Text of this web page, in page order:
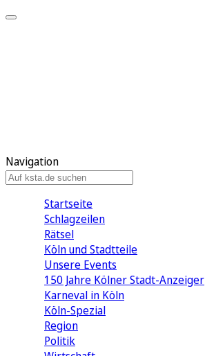
Navigation
Startseite
Schlagzeilen
Rätsel
Köln und Stadtteile
Unsere Events
150 Jahre Kölner Stadt-Anzeiger
Karneval in Köln
Köln-Spezial
Region
Politik